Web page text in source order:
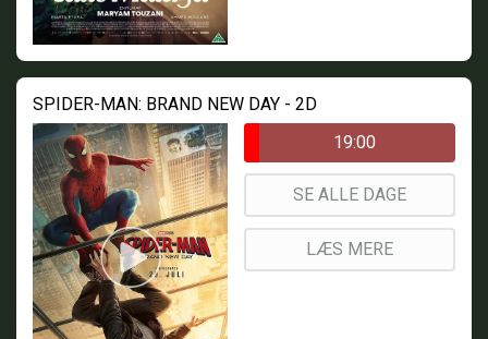
SPIDER-MAN: BRAND NEW DAY - 2D
19:00
SE ALLE DAGE
LÆS MERE